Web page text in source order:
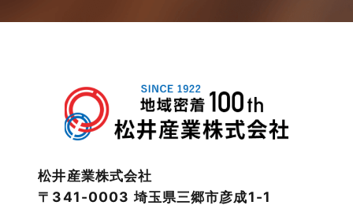
注文住宅施工事例
物件検索
物件特集
2022年11月
2022年9月
松井産業株式会社
〒341-0003 埼玉県三郷市彦成1-1